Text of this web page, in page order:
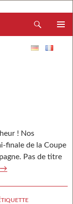
! Nos
finale de la Coupe
Pas de titre
Éliminées
→